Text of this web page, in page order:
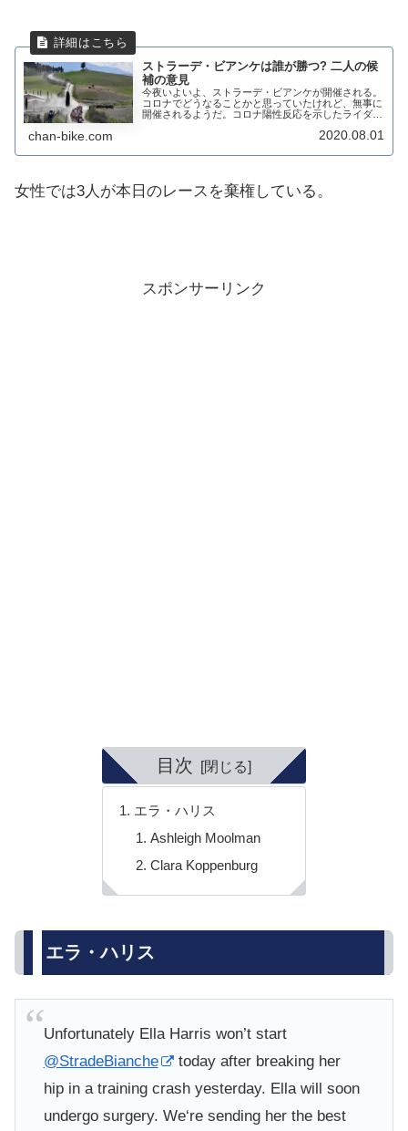
ストラーデ・ビアンケは誰が勝つ? 二人の候
補の意見
今夜いよいよ、ストラーデ・ビアンケが開催される。
コロナでどうなることかと思っていたけれど、無事に
開催されるようだ。コロナ陽性反応を示したライダー
たい。優勝候補は、ジュリアン・アラフィリップに
chan-bike.com 2020.08.01
女性では3人が本日のレースを棄権している。
スポンサーリンク
目次
エラ・ハリス
Ashleigh Moolman
Clara Koppenburg
エラ・ハリス
Unfortunately Ella Harris won’t start
@StradeBianche
today after breaking her
hip in a training crash yesterday. Ella will soon
undergo surgery. We‘re sending her the best